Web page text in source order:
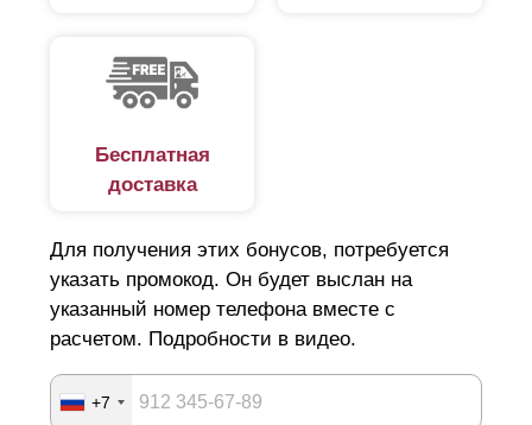
Бесплатная
доставка
Для получения этих бонусов, потребуется
указать промокод. Он будет выслан на
указанный номер телефона вместе с
расчетом. Подробности в видео.
+7